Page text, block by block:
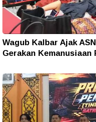
Wagub Kalbar Ajak
Gerakan Kemanusiaan